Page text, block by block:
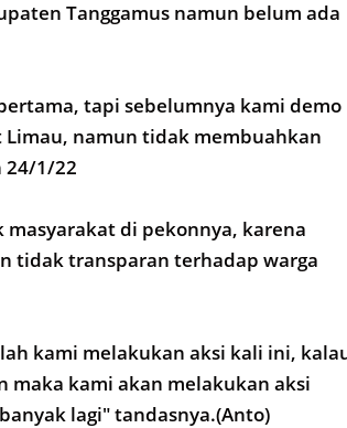
Tanggamus namun belum ada
tapi sebelumnya kami demo
Limau, namun tidak membuahkan
24/1/22
di pekonnya, karena
tidak transparan terhadap warga
kami melakukan aksi kali ini,
maka kami akan melakukan aksi
lagi" tandasnya.(Anto)